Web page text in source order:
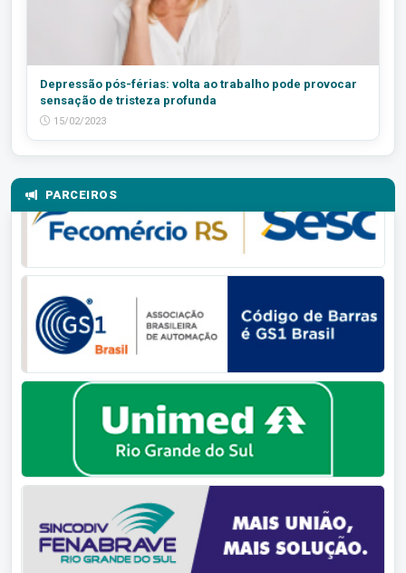
Depressão pós-férias: volta ao trabalho pode provocar
sensação de tristeza profunda
15/02/2023
PARCEIROS